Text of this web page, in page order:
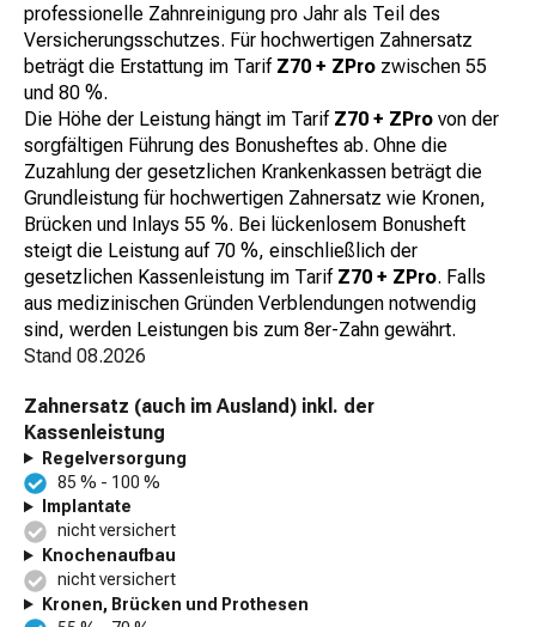
professionelle Zahnreinigung pro Jahr als Teil des
Versicherungsschutzes. Für hochwertigen Zahnersatz
beträgt die Erstattung im Tarif Z70 + ZPro zwischen 55
und 80 %.
Die Höhe der Leistung hängt im Tarif Z70 + ZPro von der
sorgfältigen Führung des Bonusheftes ab. Ohne die
Zuzahlung der gesetzlichen Krankenkassen beträgt die
Grundleistung für hochwertigen Zahnersatz wie Kronen,
Brücken und Inlays 55 %. Bei lückenlosem Bonusheft
steigt die Leistung auf 70 %, einschließlich der
gesetzlichen Kassenleistung im TarifZ70 + ZPro. Falls
aus medizinischen Gründen Verblendungen notwendig
sind, werden Leistungen bis zum 8er-Zahn gewährt.
Stand 08.2026
Zahnersatz (auch im Ausland) inkl. der
Kassenleistung
Regelversorgung
85 % - 100 %
Implantate
nicht versichert
Knochenaufbau
nicht versichert
Kronen, Brücken und Prothesen